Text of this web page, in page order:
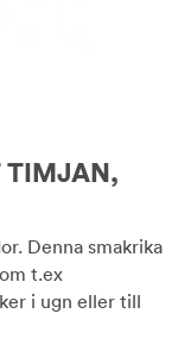
TIMJAN,
Denna smakrika
t.ex
i ugn eller till